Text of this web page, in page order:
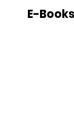
E-Books